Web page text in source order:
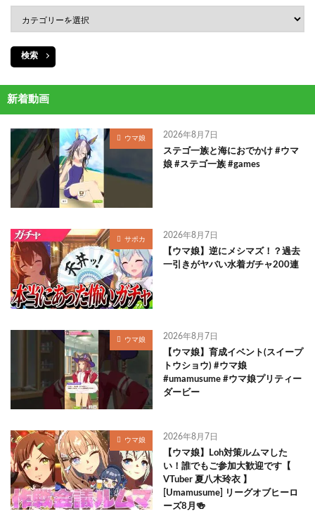
検索
新着動画
ウマ娘 2026年8月7日
ステゴ一族と海におでかけ #ウマ
娘 #ステゴ一族 #games
サポカ 2026年8月7日
【ウマ娘】逆にメシマズ！？過去
一引きがヤバい水着ガチャ200連
ウマ娘 2026年8月7日
【ウマ娘】育成イベント(スイープ
トウショウ) #ウマ娘
#umamusume #ウマ娘プリティー
ダービー
ウマ娘 2026年8月7日
【ウマ娘】Loh対策ルムマした
い！誰でもご参加大歓迎です【
VTuber 夏八木玲衣 】
[Umamusume] リーグオブヒーロ
ーズ8月🍻